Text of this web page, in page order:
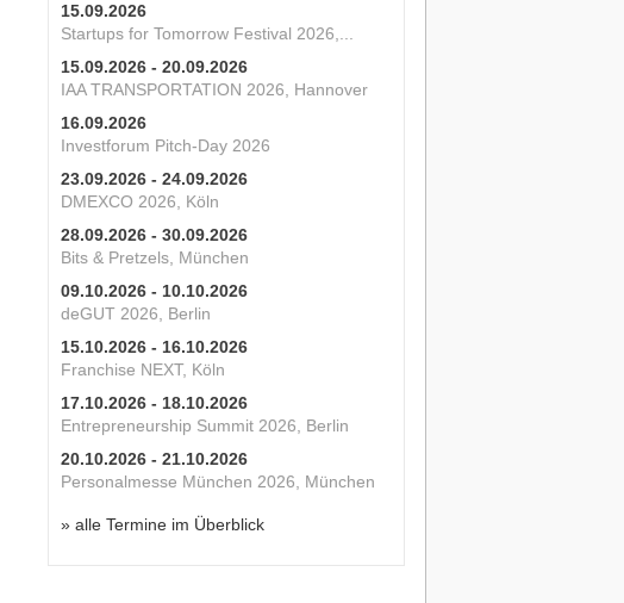
15.09.2026
Startups for Tomorrow Festival 2026,...
15.09.2026 - 20.09.2026
IAA TRANSPORTATION 2026, Hannover
16.09.2026
Investforum Pitch-Day 2026
23.09.2026 - 24.09.2026
DMEXCO 2026, Köln
28.09.2026 - 30.09.2026
Bits & Pretzels, München
09.10.2026 - 10.10.2026
deGUT 2026, Berlin
15.10.2026 - 16.10.2026
Franchise NEXT, Köln
17.10.2026 - 18.10.2026
Entrepreneurship Summit 2026, Berlin
20.10.2026 - 21.10.2026
Personalmesse München 2026, München
» alle Termine im Überblick